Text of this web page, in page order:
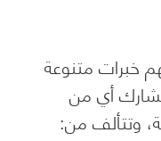
خبرات متنوعة
أي من
وتتألف من: